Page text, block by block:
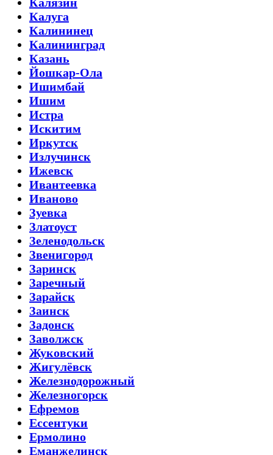
Калуга
Калининец
Калининград
Казань
Йошкар-Ола
Ишимбай
Ишим
Истра
Искитим
Иркутск
Излучинск
Ижевск
Ивантеевка
Иваново
Зуевка
Златоуст
Зеленодольск
Звенигород
Заринск
Заречный
Зарайск
Заинск
Задонск
Заволжск
Жуковский
Жигулёвск
Железнодорожный
Железногорск
Ефремов
Ессентуки
Ермолино
Еманжелинск